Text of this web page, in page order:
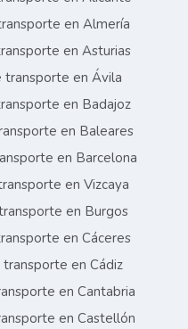
en Almería
en Asturias
transporte en Ávila
en Badajoz
en Baleares
en Barcelona
en Vizcaya
en Burgos
en Cáceres
en Cádiz
en Cantabria
en Castellón